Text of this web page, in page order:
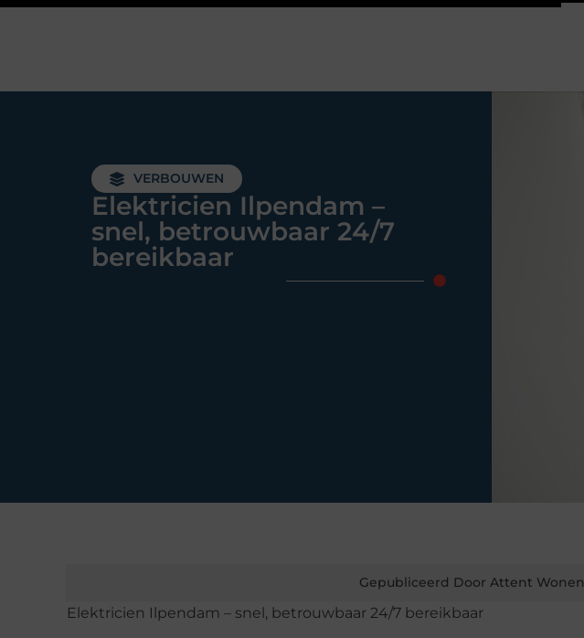
VERBOUWEN
Elektricien Ilpendam –
snel, betrouwbaar 24/7
bereikbaar
Gepubliceerd Door Attent Wonen
Elektricien Ilpendam – snel, betrouwbaar 24/7 bereikbaar